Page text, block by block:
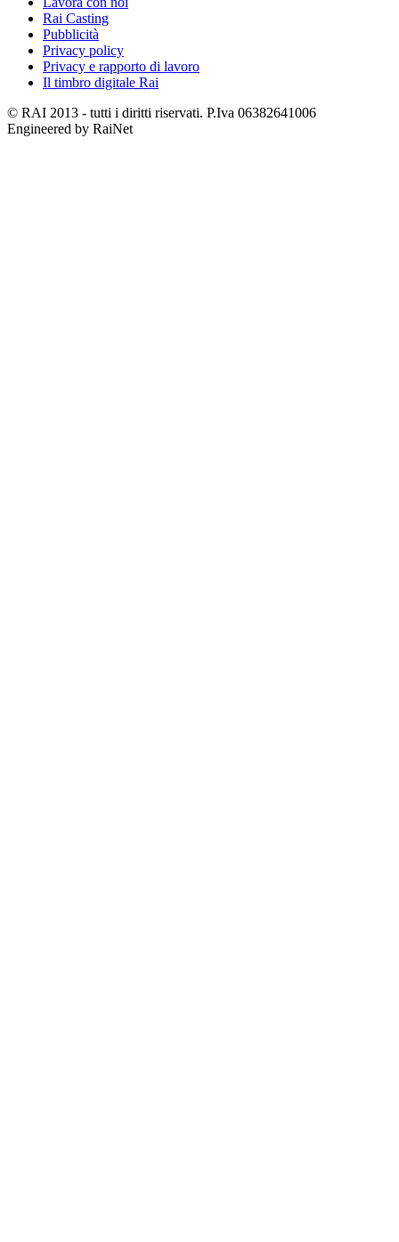
Rai Casting
Pubblicità
Privacy policy
Privacy e rapporto di lavoro
Il timbro digitale Rai
© RAI 2013 - tutti i diritti riservati. P.Iva 06382641006
Engineered by RaiNet